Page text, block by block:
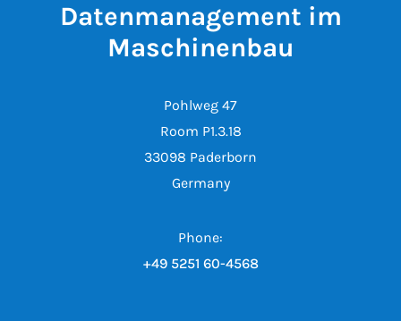
Datenmanagement im
Maschinenbau
Pohlweg 47
Room P1.3.18
33098 Paderborn
Germany
Phone:
+49 5251 60-4568